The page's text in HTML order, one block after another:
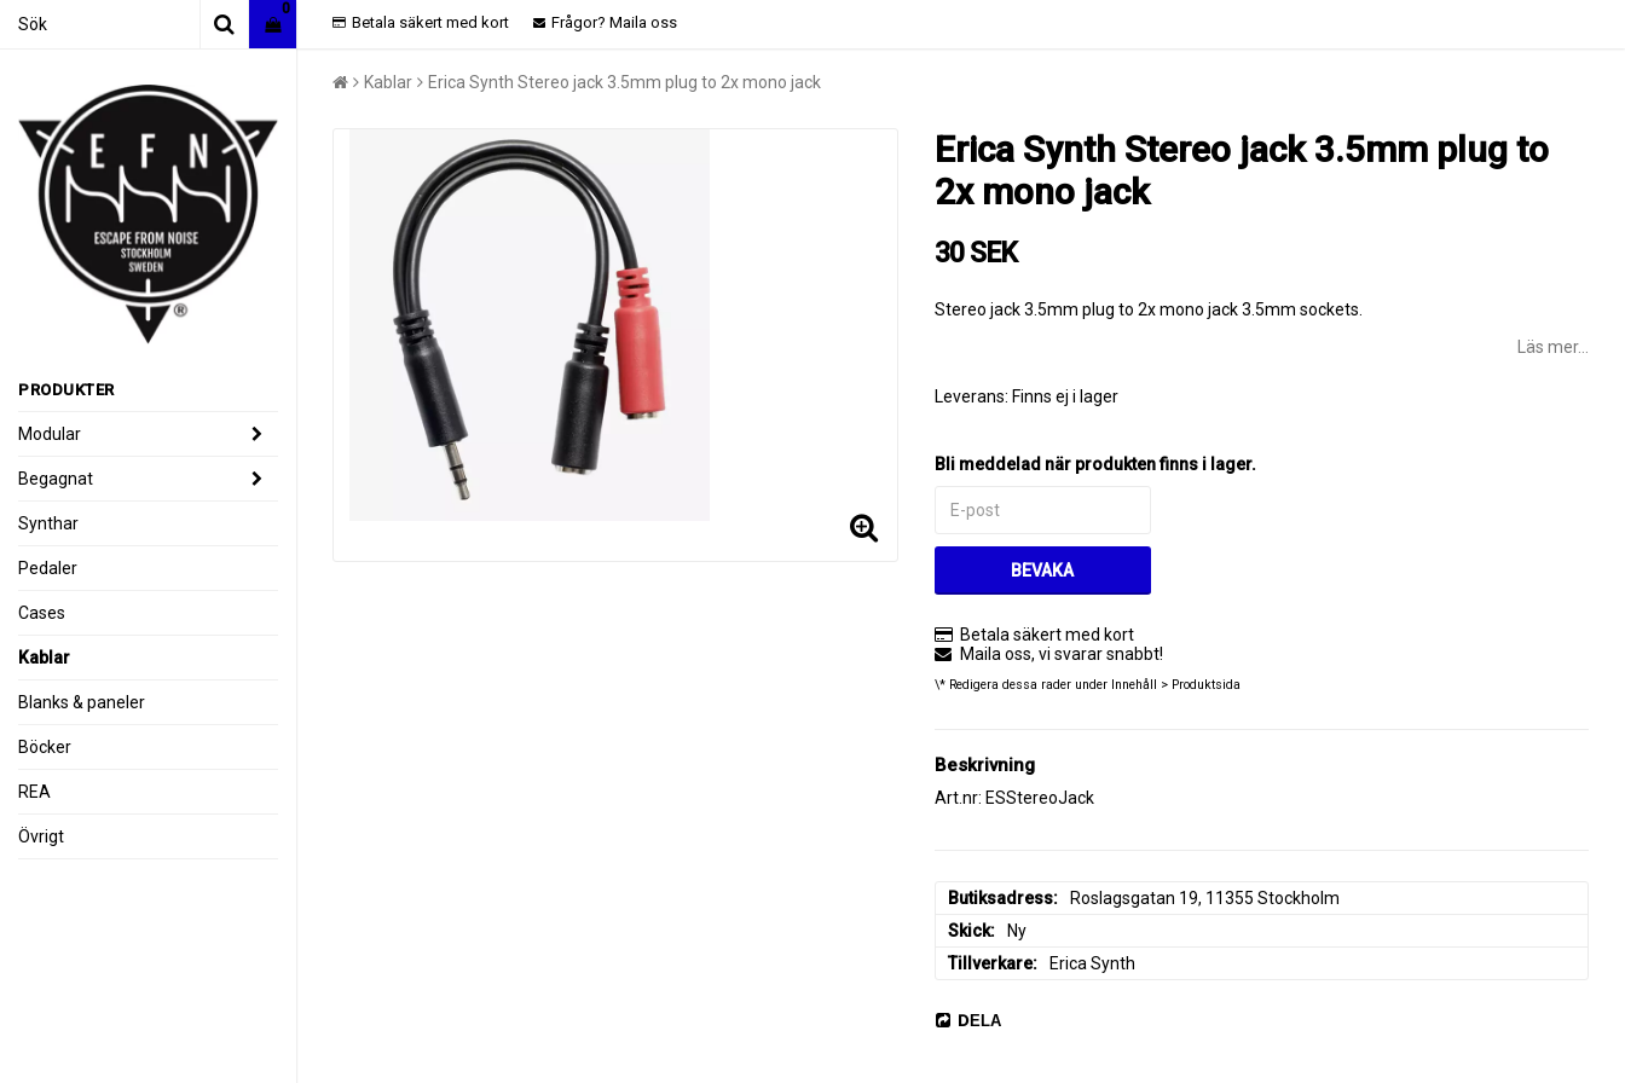
Betala säkert med kort Frågor? Maila oss
0
PRODUKTER
Modular
Begagnat
Synthar
Pedaler
Cases
Kablar
Blanks & paneler
Böcker
REA
Övrigt
Kablar Erica Synth Stereo jack 3.5mm plug to 2x mono jack
Erica Synth Stereo jack 3.5mm plug to
2x mono jack
30 SEK
Stereo jack 3.5mm plug to 2x mono jack 3.5mm sockets.
Läs mer...
Leverans: Finns ej i lager
Bli meddelad när produkten finns i lager.
BEVAKA
Betala säkert med kort
Maila oss, vi svarar snabbt!
\* Redigera dessa rader under Innehåll > Produktsida
Beskrivning
Art.nr: ESStereoJack
Butiksadress
Roslagsgatan 19, 11355 Stockholm
Skick
Ny
Tillverkare
Erica Synth
DELA